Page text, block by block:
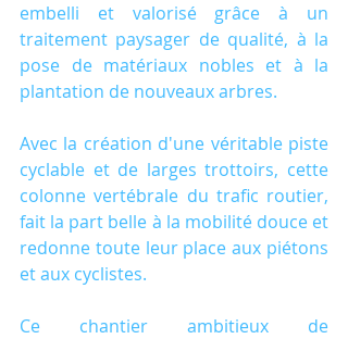
embelli et valorisé grâce à un
traitement paysager de qualité, à la
pose de matériaux nobles et à la
plantation de nouveaux arbres.
Avec la création d'une véritable piste
cyclable et de larges trottoirs, cette
colonne vertébrale du trafic routier,
fait la part belle à la mobilité douce et
redonne toute leur place aux piétons
et aux cyclistes.
Ce chantier ambitieux de